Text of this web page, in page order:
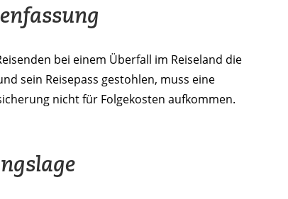
bei einem Überfall im Reiseland die
sein Reisepass gestohlen, muss eine
nicht für Folgekosten aufkommen.